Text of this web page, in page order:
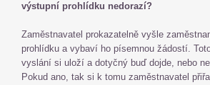
výstupní prohlídku nedorazí?
Zaměstnavatel prokazatelně vyšle
prohlídku a vybaví ho písemnou žádostí.
vyslání si uloží a dotyčný buď dojde, nebo
Pokud ano, tak si k tomu zaměstnavatel